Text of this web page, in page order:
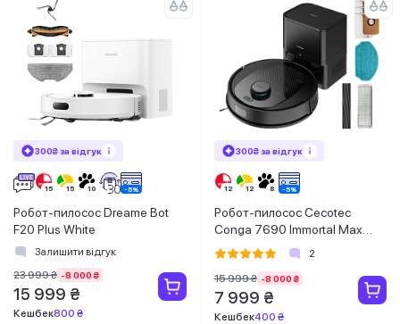
300₴ за відгук
Робот-пилосос Dreame Bot
F20 Plus White
Залишити відгук
23 999 ₴ -8 000 ₴
15 999 ₴
Кешбек800 ₴
300₴ за відгук
Робот-пилосос Cecotec
Conga 7690 Immortal Max
Home
2
15 999 ₴ -8 000 ₴
7 999 ₴
Кешбек400 ₴